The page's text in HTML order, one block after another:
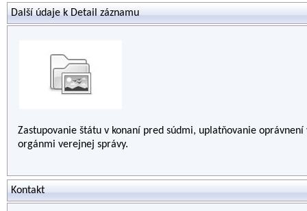
Další údaje k Detail záznamu
Zastupovanie štátu v konaní pred súdmi, uplatňovanie
orgánmi verejnej správy.
Kontakt